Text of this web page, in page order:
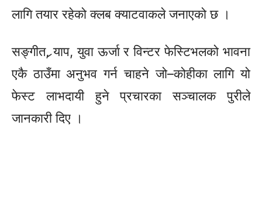
लागि तयार रहेको क्लब क्याटवाकले जनाएको छ ।
सङ्गीत, र्‍याप, युवा ऊर्जा र विन्टर फेस्टिभलको भावना
एकै ठाउँमा अनुभव गर्न चाहनेजो–कोहीकालागि यो
फेस्ट लाभदायी हुने प्रचारका सञ्चालक पुरीले
जानकारी दिए ।